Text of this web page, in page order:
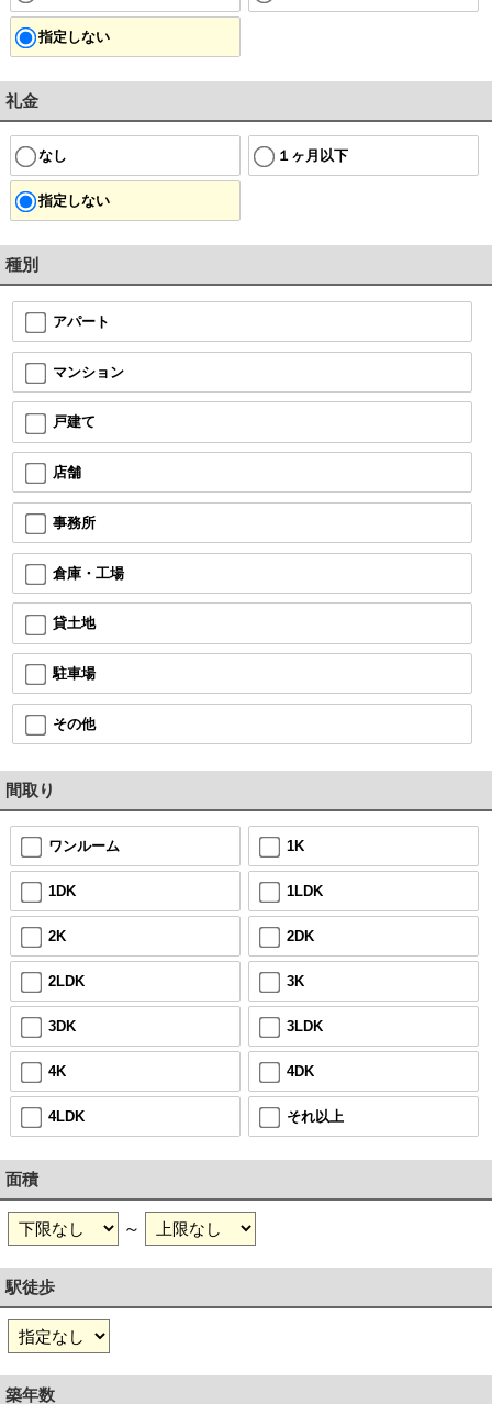
指定しない
礼金
なし １ヶ月以下
指定しない
種別
アパート
マンション
戸建て
店舗
事務所
倉庫・工場
貸土地
駐車場
その他
間取り
ワンルーム 1K
1DK 1LDK
2K 2DK
2LDK 3K
3DK 3LDK
4K 4DK
4LDK それ以上
面積
～
駅徒歩
築年数